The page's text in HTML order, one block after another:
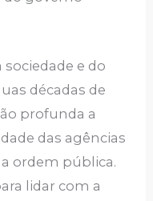
sociedade e do
décadas de
profunda a
das agências
ordem pública.
lidar com a